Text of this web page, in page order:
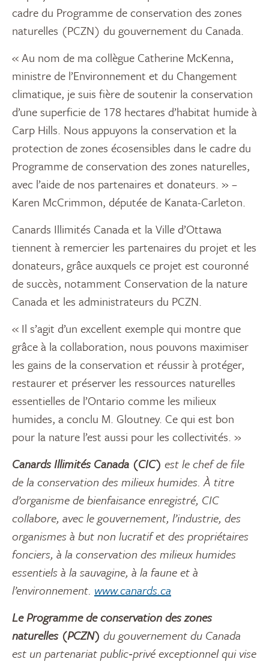
cadre du Programme de conservation des zones
naturelles (PCZN) du gouvernement du Canada.
« Au nom de ma collègue Catherine McKenna,
ministre de l’Environnement et du Changement
climatique, je suis fière de soutenir la conservation
d’une superficie de 178 hectares d’habitat humide à
Carp Hills. Nous appuyons la conservation et la
protection de zones écosensibles dans le cadre du
Programme de conservation des zones naturelles,
avec l’aide de nos partenaires et donateurs. » –
Karen McCrimmon, députée de Kanata-Carleton.
Canards Illimités Canada et la Ville d’Ottawa
tiennent à remercier les partenaires du projet et les
donateurs, grâce auxquels ce projet est couronné
de succès, notamment Conservation de la nature
Canada et les administrateurs du PCZN.
« Il s’agit d’un excellent exemple qui montre que
grâce à la collaboration, nous pouvons maximiser
les gains de la conservation et réussir à protéger,
restaurer et préserver les ressources naturelles
essentielles de l’Ontario comme les milieux
humides, a conclu M. Gloutney. Ce qui est bon
pour la nature l’est aussi pour les collectivités. »
Canards Illimités Canada (CIC) est le chef de file
de la conservation des milieux humides. À titre
d’organisme de bienfaisance enregistré, CIC
collabore, avec le gouvernement, l’industrie, des
organismes à but non lucratif et des propriétaires
fonciers, à la conservation des milieux humides
essentiels à la sauvagine, à la faune et à
l’environnement. www.canards.ca
Le Programme de conservation des zones
naturelles (PCZN) du gouvernement du Canada
est un partenariat public‑privé exceptionnel qui vise